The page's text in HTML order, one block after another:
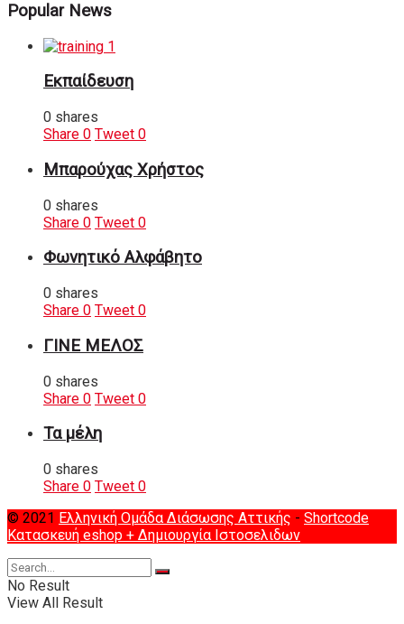
Popular News
Εκπαίδευση
0 shares
Share 0 Tweet 0
Μπαρούχας Χρήστος
0 shares
Share 0 Tweet 0
Φωνητικό Αλφάβητο
0 shares
Share 0 Tweet 0
ΓΙΝΕ ΜΕΛΟΣ
0 shares
Share 0 Tweet 0
Τα μέλη
0 shares
Share 0 Tweet 0
© 2021 Ελληνική Ομάδα Διάσωσης Αττικής - Shortcode
Κατασκευή eshop + Δημιουργία Ιστοσελιδων
No Result
View All Result